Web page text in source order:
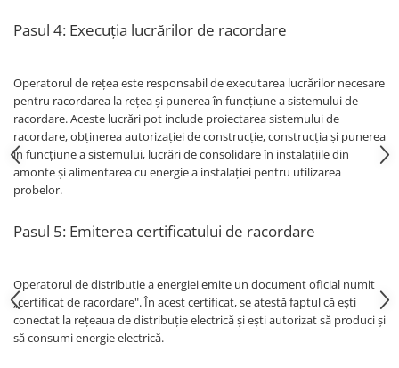
OUTLET
Pompe de caldura
Pasul 4: Execuția lucrărilor de racordare
Operatorul de rețea este responsabil de executarea lucrărilor necesare
pentru racordarea la rețea și punerea în funcțiune a sistemului de
racordare. Aceste lucrări pot include proiectarea sistemului de
racordare, obținerea autorizației de construcție, construcția și punerea
în funcțiune a sistemului, lucrări de consolidare în instalațiile din
amonte și alimentarea cu energie a instalației pentru utilizarea
probelor.
Pasul 5: Emiterea certificatului de racordare
Operatorul de distribuție a energiei emite un document oficial numit
„certificat de racordare". În acest certificat, se atestă faptul că ești
conectat la rețeaua de distribuție electrică și ești autorizat să produci și
să consumi energie electrică.